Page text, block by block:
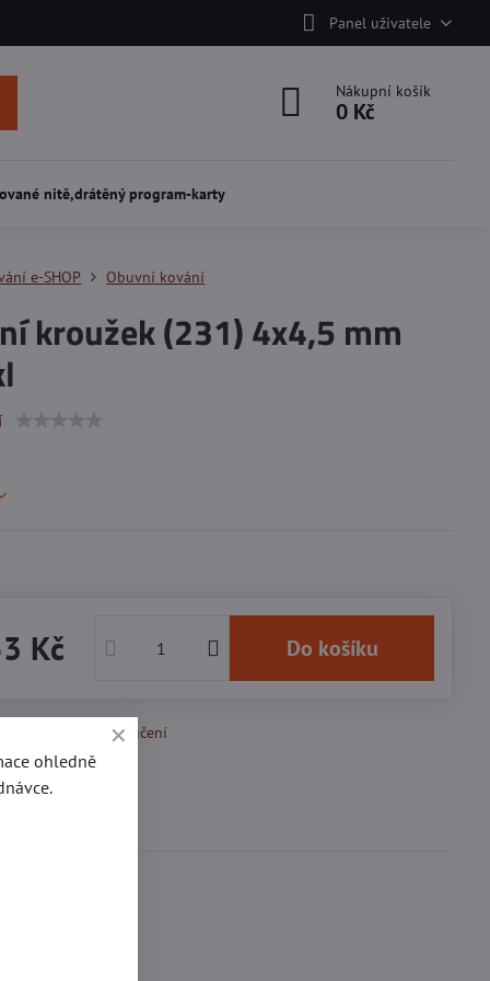
Panel uživatele
Nákupní košík
0 Kč
nitě,drátěný program-karty
e-SHOP Obuvní kování
kroužek (231) 4x4,5 mm
Kč Do košíku
Doručení
ohledně